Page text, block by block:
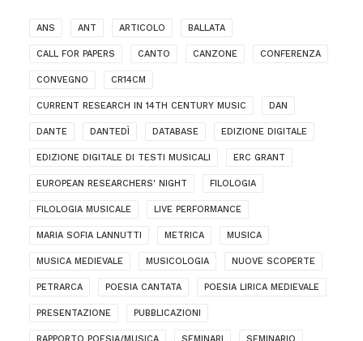
ANS ANT ARTICOLO BALLATA
CALL FOR PAPERS CANTO CANZONE CONFERENZA
CONVEGNO CR14CM
CURRENT RESEARCH IN 14TH CENTURY MUSIC DAN
DANTE DANTEDÌ DATABASE EDIZIONE DIGITALE
EDIZIONE DIGITALE DI TESTI MUSICALI ERC GRANT
EUROPEAN RESEARCHERS' NIGHT FILOLOGIA
FILOLOGIA MUSICALE LIVE PERFORMANCE
MARIA SOFIA LANNUTTI METRICA MUSICA
MUSICA MEDIEVALE MUSICOLOGIA NUOVE SCOPERTE
PETRARCA POESIA CANTATA POESIA LIRICA MEDIEVALE
PRESENTAZIONE PUBBLICAZIONI